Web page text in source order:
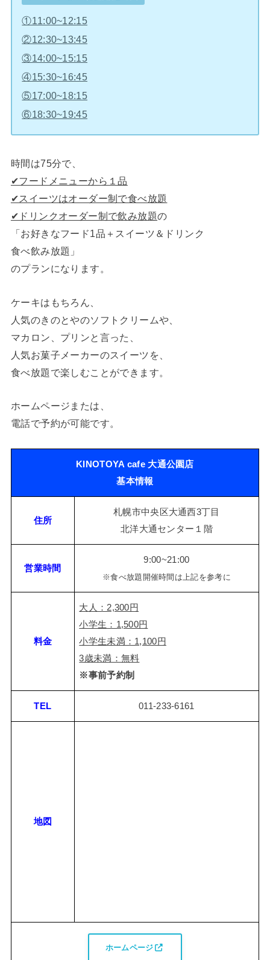
①11:00~12:15
②12:30~13:45
③14:00~15:15
④15:30~16:45
⑤17:00~18:15
⑥18:30~19:45
時間は75分で、
✔︎フードメニューから１品
✔︎スイーツはオーダー制で食べ放題
✔︎ドリンクオーダー制で飲み放題の
「お好きなフード1品＋スイーツ＆ドリンク
食べ飲み放題」
のプランになります。
ケーキはもちろん、
人気のきのとやのソフトクリームや、
マカロン、プリンと言った、
人気お菓子メーカーのスイーツを、
食べ放題で楽しむことができます。
ホームページまたは、
電話で予約が可能です。
KINOTOYA cafe 大通公園店
基本情報
住所
札幌市中央区大通西3丁目
北洋大通センター１階
営業時間
9:00~21:00
※食べ放題開催時間は上記を参考に
料金
大人：2,300円
小学生：1,500円
小学生未満：1,100円
3歳未満：無料
※事前予約制
TEL 011-233-6161
地図
ホームページ